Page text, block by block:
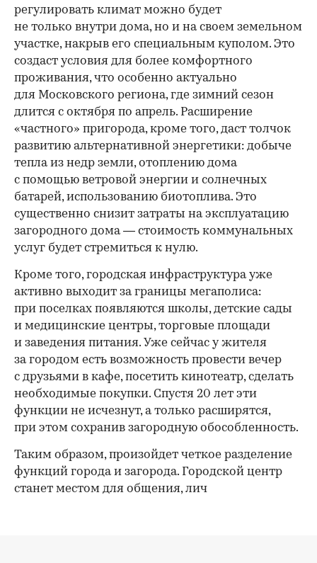
регулировать климат можно будет
не только внутри дома, но и на своем земельном
участке, накрыв его специальным куполом. Это
создаст условия для более комфортного
проживания, что особенно актуально
для Московского региона, где зимний сезон
длится с октября по апрель. Расширение
«частного» пригорода, кроме того, даст толчок
развитию альтернативной энергетики: добыче
тепла из недр земли, отоплению дома
с помощью ветровой энергии и солнечных
батарей, использованию биотоплива. Это
существенно снизит затраты на эксплуатацию
загородного дома — стоимость коммунальных
услуг будет стремиться к нулю.
Кроме того, городская инфраструктура уже
активно выходит за границы мегаполиса:
при поселках появляются школы, детские сады
и медицинские центры, торговые площади
и заведения питания. Уже сейчас у жителя
за городом есть возможность провести вечер
с друзьями в кафе, посетить кинотеатр, сделать
необходимые покупки. Спустя 20 лет эти
функции не исчезнут, а только расширятся,
при этом сохранив загородную обособленность.
Таким образом, произойдет четкое разделение
функций города и загорода. Городской центр
станет местом для общения, лич